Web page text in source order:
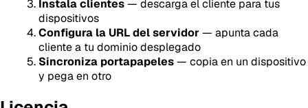
Instala clientes— descarga el cliente para tus
dispositivos
Configura la URL del servidor— apunta cada
cliente a tu dominio desplegado
Sincroniza portapapeles— copia en un dispositivo
y pega en otro